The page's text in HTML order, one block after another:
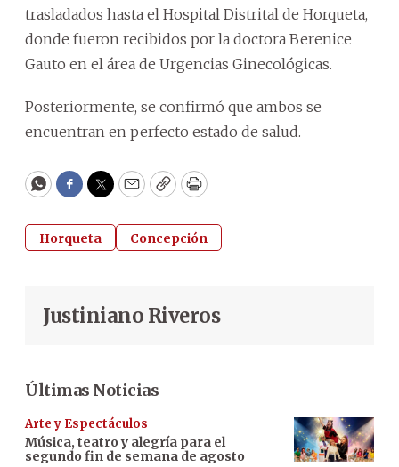
trasladados hasta el Hospital Distrital de Horqueta,
donde fueron recibidos por la doctora Berenice
Gauto en el área de Urgencias Ginecológicas.
Posteriormente, se confirmó que ambos se
encuentran en perfecto estado de salud.
WhatsApp
Facebook
Twitter
EmailCopyPrint
Horqueta Concepción
Justiniano Riveros
Últimas Noticias
Arte y Espectáculos
Música, teatro y alegría para el
segundo fin de semana de agosto